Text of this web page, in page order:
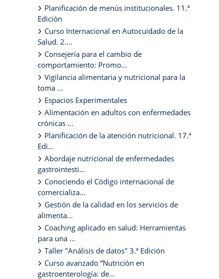
Planificación de menús institucionales. 11.ª
Edición
Curso Internacional en Autocuidado de la
Salud. 2....
Consejería para el cambio de
comportamiento: Promo...
Vigilancia alimentaria y nutricional para la
toma ...
Espacios Experimentales
Alimentación en adultos con enfermedades
crónicas ...
Planificación de la atención nutricional. 17.ª
Edi...
Abordaje nutricional de enfermedades
gastrointesti...
Conociendo el Código internacional de
comercializa...
Gestión de la calidad en los servicios de
alimenta...
Coaching aplicado en salud: Herramientas
para una ...
Taller "Análisis de datos" 3.ª Edición
Curso avanzado “Nutrición en
gastroenterología: de...